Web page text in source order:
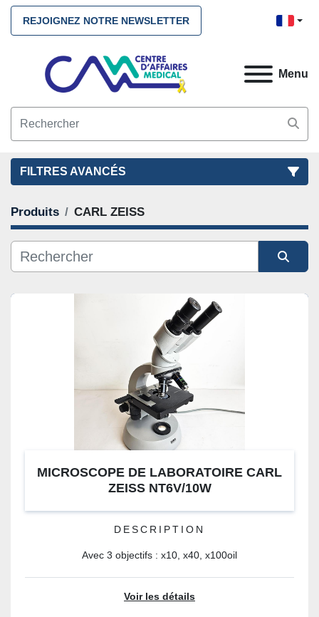
REJOIGNEZ NOTRE NEWSLETTER
Menu
FILTRES AVANCÉS
FILTRES (1)
CARL ZEISS
Produits CARL ZEISS
MICROSCOPE DE LABORATOIRE CARL
ZEISS NT6V/10W
DESCRIPTION
Avec 3 objectifs : x10, x40, x100oil
Voir les détails